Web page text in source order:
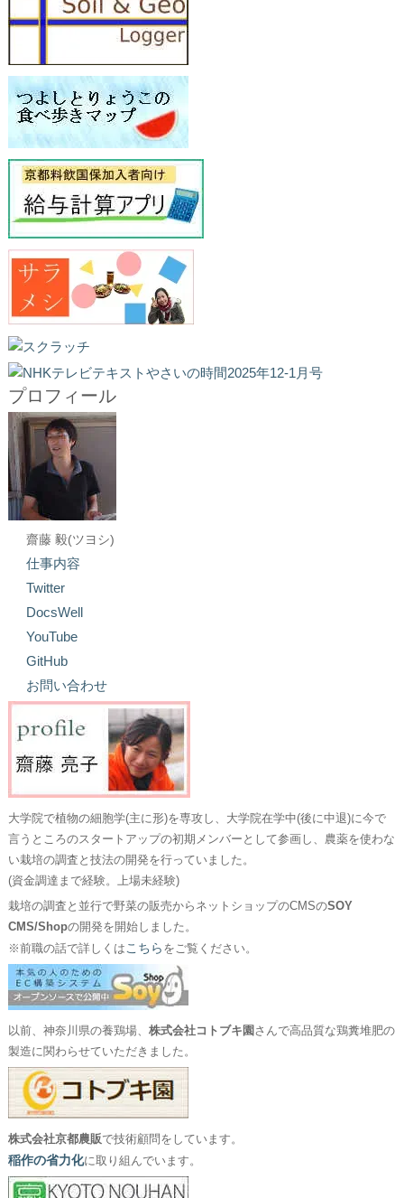
プロフィール
齋藤 毅(ツヨシ)
仕事内容
Twitter
DocsWell
YouTube
GitHub
お問い合わせ
大学院で植物の細胞学(主に形)を専攻し、大学院在学中(後に中退)に今で
言うところのスタートアップの初期メンバーとして参画し、農薬を使わな
い栽培の調査と技法の開発を行っていました。
(資金調達まで経験。上場未経験)
栽培の調査と並行で野菜の販売からネットショップのCMSのSOY
CMS/Shopの開発を開始しました。
※前職の話で詳しくは こちら をご覧ください。
以前、神奈川県の養鶏場、 株式会社コトブキ園 さんで高品質な鶏糞堆肥の
製造に関わらせていただきました。
株式会社京都農販で技術顧問をしています。
稲作の省力化に取り組んでいます。